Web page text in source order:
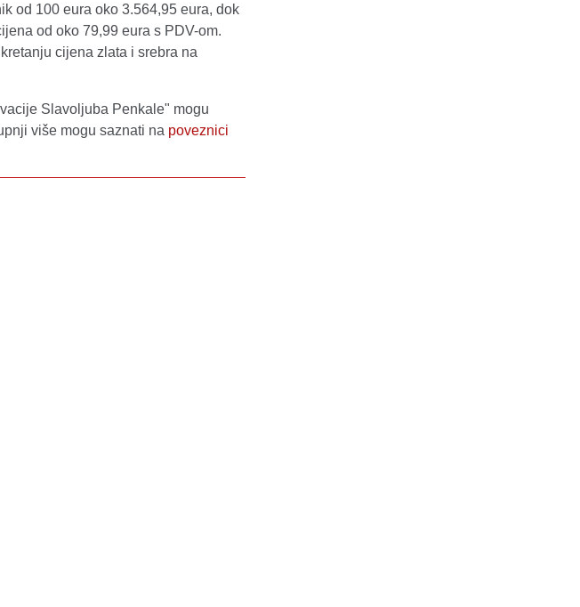
od 100 eura oko 3.564,95 eura, dok
od oko 79,99 eura s PDV-om.
cijena zlata i srebra na
Slavoljuba Penkale" mogu
više mogu saznati na poveznici